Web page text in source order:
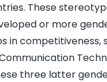
These
or more
in competitiveness,
three latter